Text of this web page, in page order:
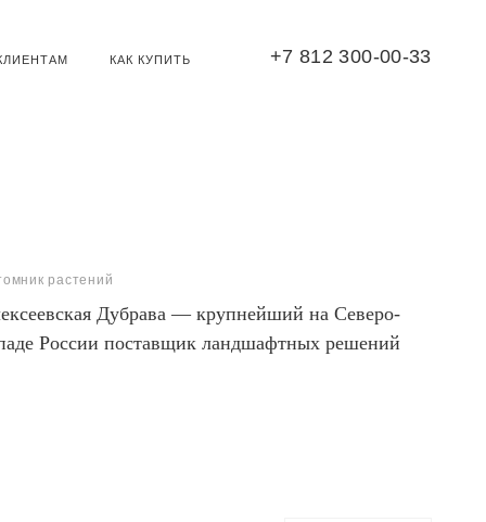
КАК КУПИТЬ +7 812 300-00-33
растений
Дубрава — крупнейший на Северо-
России поставщик ландшафтных решений